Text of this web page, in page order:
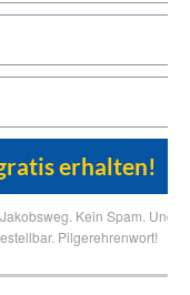
Kein Spam. Und
Pilgerehrenwort!